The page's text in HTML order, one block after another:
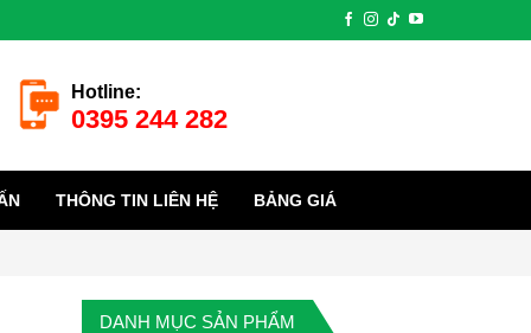
Hotline:
0395 244 282
THÔNG TIN LIÊN HỆ BẢNG GIÁ
DANH MỤC SẢN PHẨM